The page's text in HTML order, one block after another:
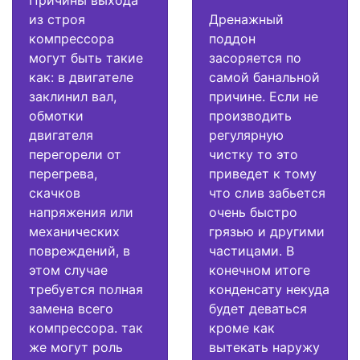
из строя
компрессора
могут быть такие
как: в двигателе
заклинил вал,
обмотки
двигателя
перегорели от
перегрева,
скачков
напряжения или
механических
повреждений, в
этом случае
требуется полная
замена всего
компрессора. так
же могут роль
Дренажный
поддон
засоряется по
самой банальной
причине. Если не
производить
регулярную
чистку то это
приведет к тому
что слив забьется
очень быстро
грязью и другими
частицами. В
конечном итоге
конденсату некуда
будет деваться
кроме как
вытекать наружу